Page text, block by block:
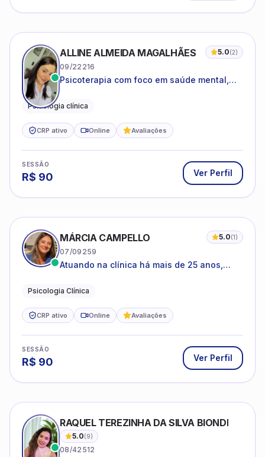
ALLINE ALMEIDA MAGALHÃES 5.0(2)
09/22216
Psicoterapia com foco em saúde mental,
adolescentes e adultos.
Psicologia clínica
CRP ativo Online Avaliações
SESSÃO
R$ 90 Ver Perfil
MÁRCIA CAMPELLO 5.0(1)
07/09259
Atuando na clínica há mais de 25 anos,
estruturas, com experiência em
Psicologia Clínica
CRP ativo Online Avaliações
SESSÃO
R$ 90 Ver Perfil
RAQUEL TEREZINHA DA SILVA BIONDI
5.0(9)
08/42512